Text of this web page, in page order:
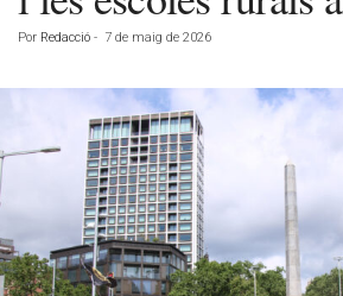
Por Redacció - 7 de maig de 2026